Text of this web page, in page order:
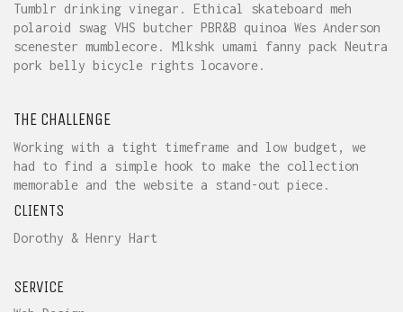
Tumblr drinking vinegar. Ethical skateboard meh
polaroid swag VHS butcher PBR&B quinoa Wes Anderson
scenester mumblecore. Mlkshk umami fanny pack Neutra
pork belly bicycle rights locavore.
THE CHALLENGE
Working with a tight timeframe and low budget, we
had to find a simple hook to make the collection
memorable and the website a stand-out piece.
CLIENTS
Dorothy & Henry Hart
SERVICE